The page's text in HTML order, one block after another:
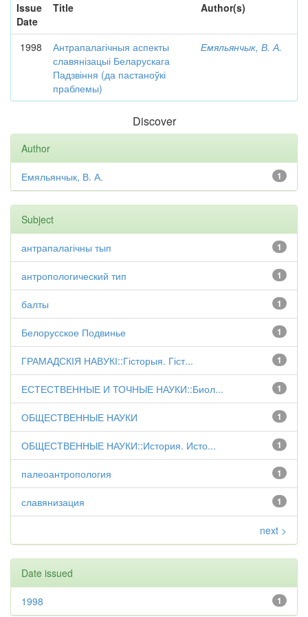
Issue
Date
Title Author(s)
1998
Антрапалагічныя аспекты
славянізацыі Беларускага
Падзвіння (да пастаноўкі
праблемы)
Емяльянчык, В. А.
Discover
Author
1
Емяльянчык, В. А.
Subject
1
антрапалагічны тып
1
антропологический тип
1
балты
1
Белорусское Подвинье
1
ГРАМАДСКІЯ НАВУКІ::Гісторыя. Гіст...
1
ЕСТЕСТВЕННЫЕ И ТОЧНЫЕ НАУКИ::Биол...
1
ОБЩЕСТВЕННЫЕ НАУКИ
1
ОБЩЕСТВЕННЫЕ НАУКИ::История. Исто...
1
палеоантропология
1
славянизация
next >
Date issued
1
1998